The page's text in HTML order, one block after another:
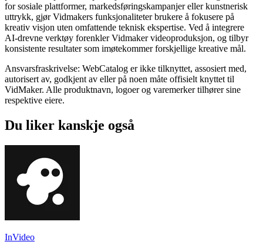
for sosiale plattformer, markedsføringskampanjer eller kunstnerisk
uttrykk, gjør Vidmakers funksjonaliteter brukere å fokusere på
kreativ visjon uten omfattende teknisk ekspertise. Ved å integrere
AI-drevne verktøy forenkler Vidmaker videoproduksjon, og tilbyr
konsistente resultater som imøtekommer forskjellige kreative mål.
Ansvarsfraskrivelse: WebCatalog er ikke tilknyttet, assosiert med,
autorisert av, godkjent av eller på noen måte offisielt knyttet til
VidMaker. Alle produktnavn, logoer og varemerker tilhører sine
respektive eiere.
Du liker kanskje også
InVideo